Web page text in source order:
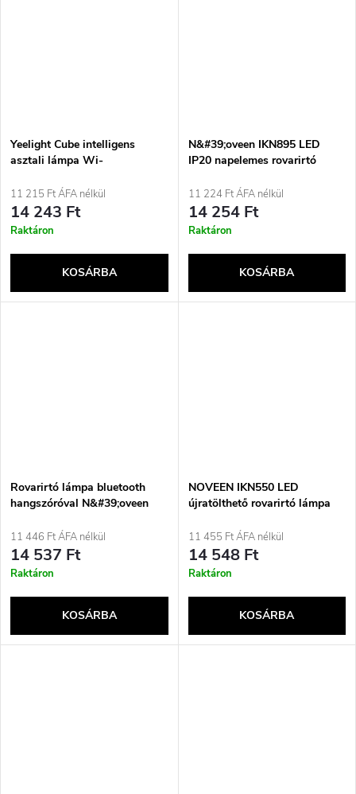
Yeelight Cube intelligens
asztali lámpa Wi-
11 215 Ft ÁFA nélkül
14 243 Ft
Raktáron
KOSÁRBA
N&#39;oveen IKN895 LED
IP20 napelemes rovarirtó
11 224 Ft ÁFA nélkül
14 254 Ft
Raktáron
KOSÁRBA
Rovarirtó lámpa bluetooth
hangszóróval N&#39;oveen
11 446 Ft ÁFA nélkül
14 537 Ft
Raktáron
KOSÁRBA
NOVEEN IKN550 LED
újratölthető rovarirtó lámpa
11 455 Ft ÁFA nélkül
14 548 Ft
Raktáron
KOSÁRBA